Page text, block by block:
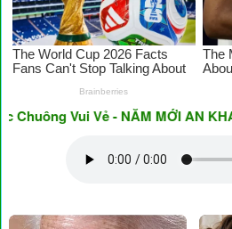
Vui Vẻ - NĂM MỚI AN KHANG